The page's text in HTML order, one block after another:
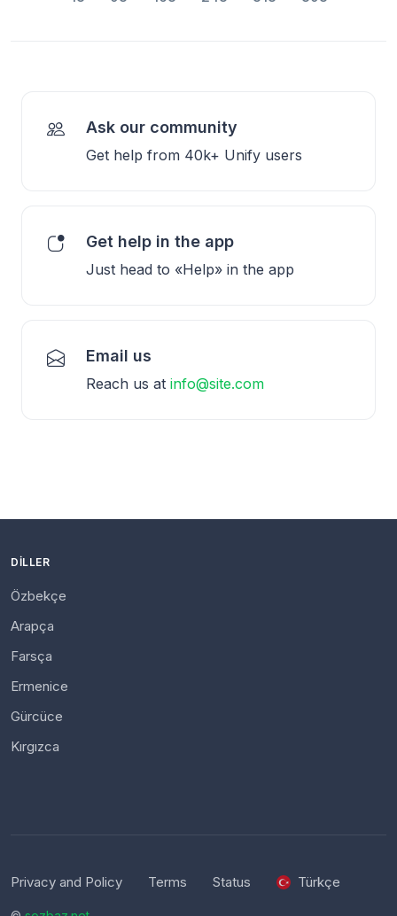
Ask our community
Get help from 40k+ Unify users
Get help in the app
Just head to «Help» in the app
Email us
Reach us at info@site.com
DILLER
Özbekçe
Arapça
Farsça
Ermenice
Gürcüce
Kırgızca
Privacy and Policy Terms Status Türkçe